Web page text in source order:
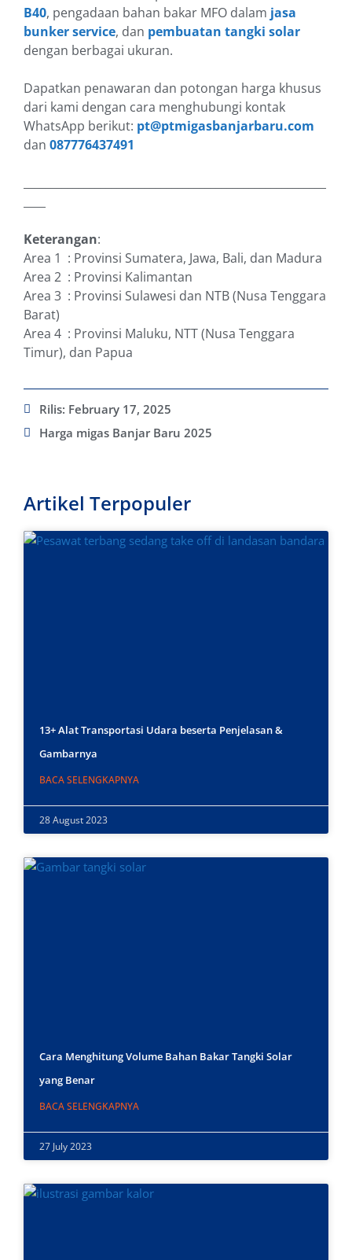
B40, pengadaan bahan bakar MFO dalam jasa
bunker service, dan pembuatan tangki solar
dengan berbagai ukuran.
Dapatkan penawaran dan potongan harga khusus
dari kami dengan cara menghubungi kontak
WhatsApp berikut: pt@ptmigasbanjarbaru.com
dan 087776437491
Keterangan:
Area 1 : Provinsi Sumatera, Jawa, Bali, dan Madura
Area 2 : Provinsi Kalimantan
Area 3 : Provinsi Sulawesi dan NTB (Nusa Tenggara
Barat)
Area 4 : Provinsi Maluku, NTT (Nusa Tenggara
Timur), dan Papua
Rilis: February 17, 2025
Harga migas Banjar Baru 2025
Artikel Terpopuler
13+ Alat Transportasi Udara beserta Penjelasan &
Gambarnya
BACA SELENGKAPNYA
28 August 2023
Cara Menghitung Volume Bahan Bakar Tangki Solar
yang Benar
BACA SELENGKAPNYA
27 July 2023